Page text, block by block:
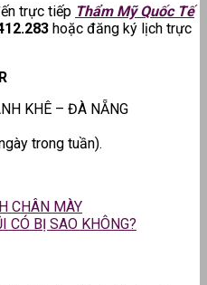
trực tiếp Thẩm Mỹ Quốc Tế
hoặc đăng ký lịch trực
KHÊ – ĐÀ NẴNG
trong tuần).
CHÂN MÀY
CÓ BỊ SAO KHÔNG?